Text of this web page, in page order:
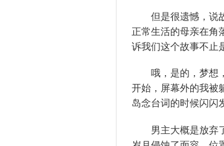
但是很遗憾 ，
正常生活的母亲在角
诉我们这个故事不止
哦， 是的 ，梦想，
开始， 屏幕外的我被
岛念台词的时候闪闪
男主大概是放弃